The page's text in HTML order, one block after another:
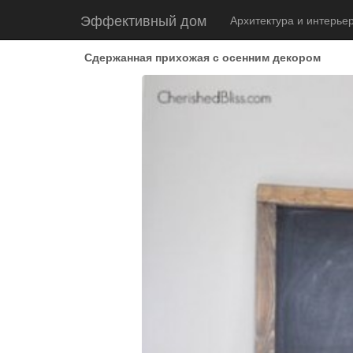
Эффективный дом Архитектура и
Сдержанная прихожая с осенним декором